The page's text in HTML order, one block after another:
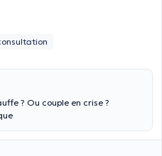
soutien dans cette belle
ne se ressemble, nous
vos doutes, dans
à votre rythme. Je vous reçois
? Ou couple en crise ?